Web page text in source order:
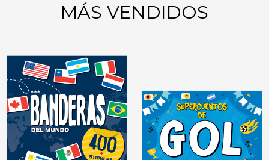
GIMNASIA MENTAL:
JUEGOS DE LÓGICA
MÁS VENDIDOS